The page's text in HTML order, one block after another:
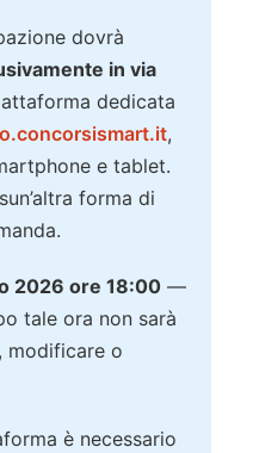
dovrà
in via
dedicata
,
e tablet.
forma di
2026 ore 18:00 —
tale ora non sarà
modificare o
è necessario